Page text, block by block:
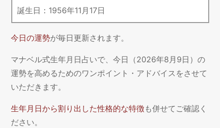
誕生日： 1956年11 月 17日
今日の運勢が毎日更新されます。
マナベル式生年月日占いで、今日（2026年8月9日）の
運勢を高めるためのワンポイント・アドバイスをさせて
いただきます。
生年月日から割り出した性格的な特徴も併せてご確認く
ださい。